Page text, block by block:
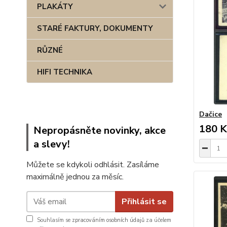
PLAKÁTY
STARÉ FAKTURY, DOKUMENTY
RŮZNÉ
HIFI TECHNIKA
Nepropásněte novinky, akce
a slevy!
Můžete se kdykoli odhlásit. Zasíláme
maximálně jednou za měsíc.
Přihlásit se
Souhlasím se zpracováním osobních údajů za účelem
Dačice
180